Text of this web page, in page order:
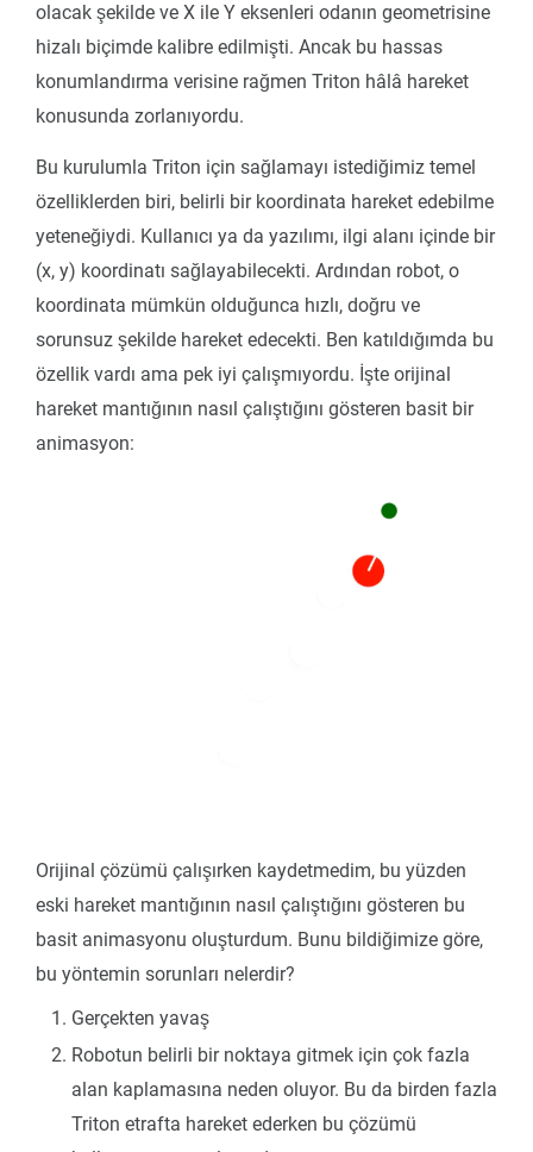
olacak şekilde ve X ile Y eksenleri odanın geometrisine
hizalı biçimde kalibre edilmişti. Ancak bu hassas
konumlandırma verisine rağmen Triton hâlâ hareket
konusunda zorlanıyordu.
Bu kurulumla Triton için sağlamayı istediğimiz temel
özelliklerden biri, belirli bir koordinata hareket edebilme
yeteneğiydi. Kullanıcı ya da yazılımı, ilgi alanı içinde bir
(x, y) koordinatı sağlayabilecekti. Ardından robot, o
koordinata mümkün olduğunca hızlı, doğru ve
sorunsuz şekilde hareket edecekti. Ben katıldığımda bu
özellik vardı ama pek iyi çalışmıyordu. İşte orijinal
hareket mantığının nasıl çalıştığını gösteren basit bir
animasyon:
Orijinal çözümü çalışırken kaydetmedim, bu yüzden
eski hareket mantığının nasıl çalıştığını gösteren bu
basit animasyonu oluşturdum. Bunu bildiğimize göre,
bu yöntemin sorunları nelerdir?
Gerçekten yavaş
Robotun belirli bir noktaya gitmek için çok fazla
alan kaplamasına neden oluyor. Bu da birden fazla
Triton etrafta hareket ederken bu çözümü